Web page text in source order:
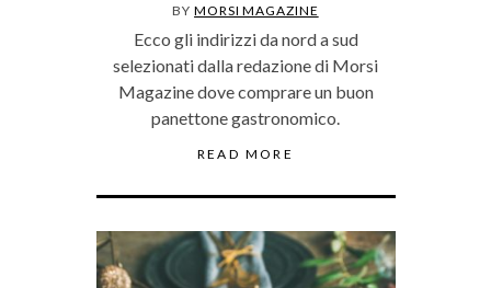
BYMORSI MAGAZINE
Ecco gli indirizzi da nord a sud
selezionati dalla redazione di Morsi
Magazine dove comprare un buon
panettone gastronomico.
READ MORE